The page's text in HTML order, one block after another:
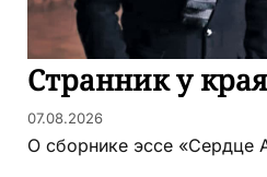
Странник у
07.08.2026
О сборнике эссе «Сердце